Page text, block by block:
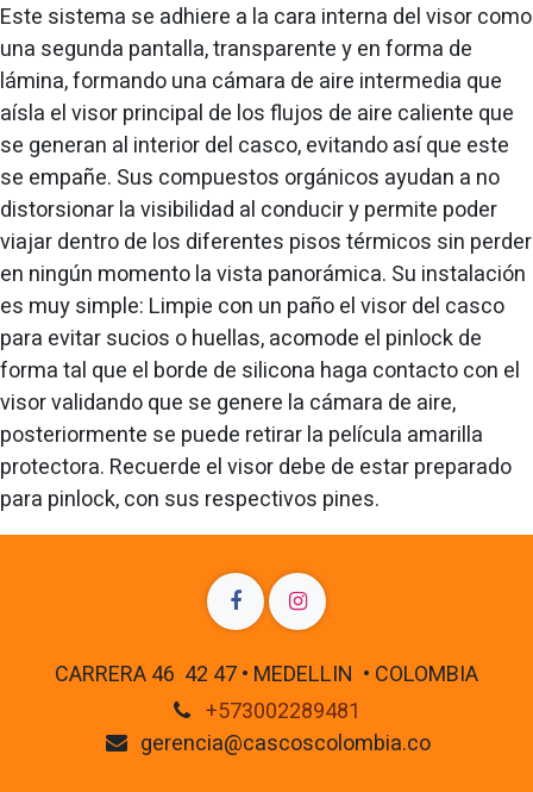
Este sistema se adhiere a la cara interna del visor como
una segunda pantalla, transparente y en forma de
lámina, formando una cámara de aire intermedia que
aísla el visor principal de los flujos de aire caliente que
se generan al interior del casco, evitando así que este
se empañe. Sus compuestos orgánicos ayudan a no
distorsionar la visibilidad al conducir y permite poder
viajar dentro de los diferentes pisos térmicos sin perder
en ningún momento la vista panorámica. Su instalación
es muy simple: Limpie con un paño el visor del casco
para evitar sucios o huellas, acomode el pinlock de
forma tal que el borde de silicona haga contacto con el
visor validando que se genere la cámara de aire,
posteriormente se puede retirar la película amarilla
protectora. Recuerde el visor debe de estar preparado
para pinlock, con sus respectivos pines.
CARRERA 46 42 47 • MEDELLIN • COLOMBIA
+573002289481
gerencia@cascoscolombia.co